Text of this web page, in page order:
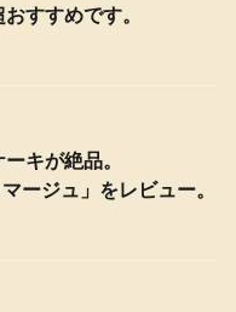
すすめです。
キが絶品。
ージュ」をレビュー。